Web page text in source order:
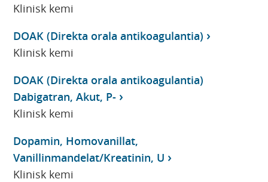
Klinisk kemi
DOAK (Direkta orala antikoagulantia)
Klinisk kemi
DOAK (Direkta orala antikoagulantia)
Dabigatran, Akut, P-
Klinisk kemi
Dopamin, Homovanillat,
Vanillinmandelat/Kreatinin, U
Klinisk kemi